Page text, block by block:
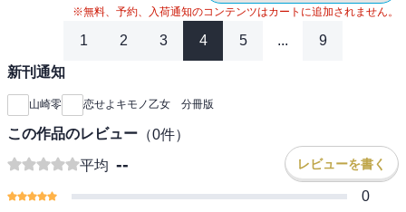
※無料、予約、入荷通知のコンテンツはカートに追加されません。
1 2 3 4 5 ... 9
新刊通知
山崎零 恋せよキモノ乙女 分冊版
この作品のレビュー （0件）
平均 -- レビューを書く
0